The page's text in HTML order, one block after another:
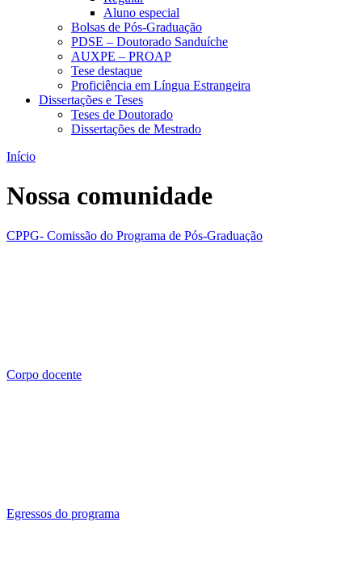
Aluno especial
Bolsas de Pós-Graduação
PDSE – Doutorado Sanduíche
AUXPE – PROAP
Tese destaque
Proficiência em Língua Estrangeira
Dissertações e Teses
Teses de Doutorado
Dissertações de Mestrado
Início
Nossa comunidade
CPPG- Comissão do Programa de Pós-Graduação
Corpo docente
Egressos do programa